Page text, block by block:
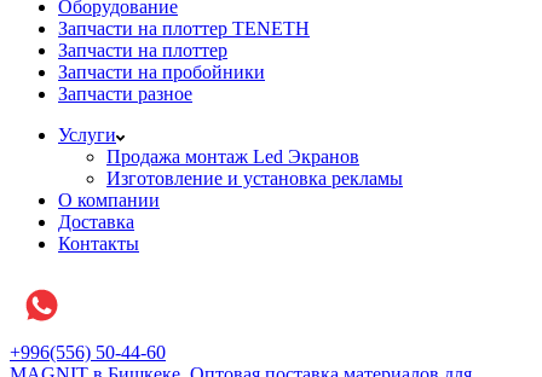
Оборудование
Запчасти на плоттер TENETH
Запчасти на плоттер
Запчасти на пробойники
Запчасти разное
Услуги
Продажа монтаж Led Экранов
Изготовление и установка рекламы
О компании
Доставка
Контакты
+996(556) 50-44-60